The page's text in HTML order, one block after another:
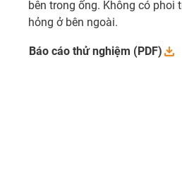
bên trong ống. Không có phoi
hỏng ở bên ngoài.
Báo cáo thử nghiệm (PDF)